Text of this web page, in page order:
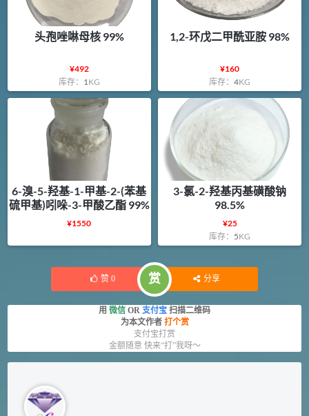
头孢唑啉母核 99%
¥492
库存： 1 KG
1,2-环戊二甲酰亚胺 98%
¥160
库存：4KG
6-溴-5-羟基-1-甲基-2-(苯基
硫甲基)吲哚-3-甲酸乙酯 99%
¥1550
3-氯-2-羟基丙基磺酸钠
98.5%
¥25
库存： 5KG
赞 0 赏 分享
用 微信 OR 支付宝 扫描二维码
为本文作者 打个赏
支付宝打赏
金额随意 快来“打”我呀～